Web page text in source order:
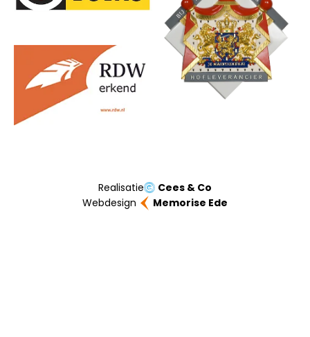
Realisatie
Cees & Co
Webdesign
Memorise Ede